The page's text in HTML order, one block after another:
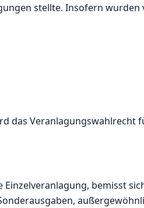
stellte. Insofern
das Veranlagungswahlrecht
bemisst